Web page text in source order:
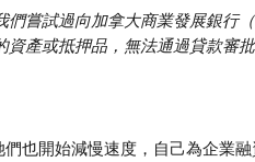
嘗試過向加拿大商業發展銀行
產或抵押品，無法通過貸款審批
也開始減慢速度，自己為企業